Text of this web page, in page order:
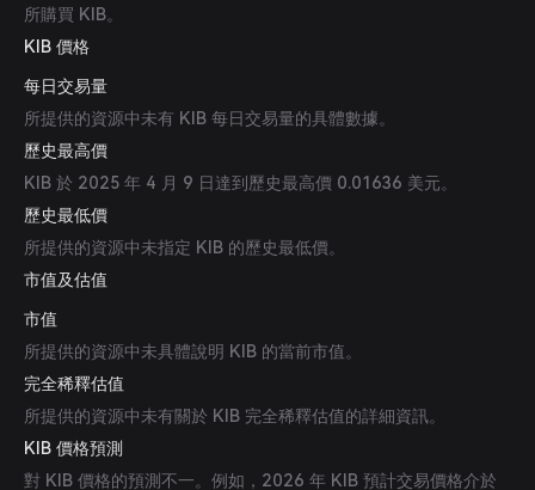
所購買 KIB。
KIB 價格
每日交易量
所提供的資源中未有 KIB 每日交易量的具體數據。
歷史最高價
KIB 於 2025 年 4 月 9 日達到歷史最高價 0.01636 美元。
歷史最低價
所提供的資源中未指定 KIB 的歷史最低價。
市值及估值
市值
所提供的資源中未具體說明 KIB 的當前市值。
完全稀釋估值
所提供的資源中未有關於 KIB 完全稀釋估值的詳細資訊。
KIB 價格預測
對 KIB 價格的預測不一。例如，2026 年 KIB 預計交易價格介於